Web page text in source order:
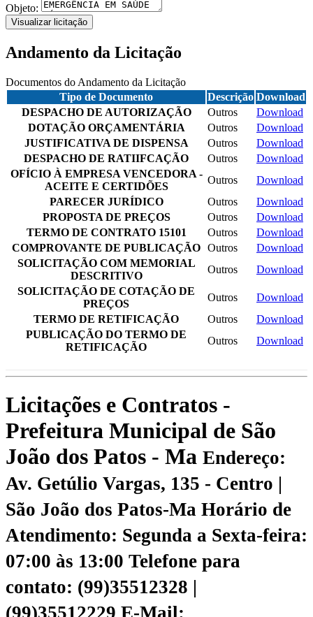
Objeto:
Visualizar licitação
Andamento da Licitação
Documentos do Andamento da Licitação
Tipo de Documento
Descrição Download
DESPACHO DE AUTORIZAÇÃO
Outros
Download
DOTAÇÃO ORÇAMENTÁRIA
Outros
Download
JUSTIFICATIVA DE DISPENSA
Outros
Download
DESPACHO DE RATIIFCAÇÃO
Outros
Download
OFÍCIO À EMPRESA VENCEDORA -
ACEITE E CERTIDÕES
Outros
Download
PARECER JURÍDICO
Outros
Download
PROPOSTA DE PREÇOS
Outros
Download
TERMO DE CONTRATO 15101
Outros
Download
COMPROVANTE DE PUBLICAÇÃO Outros
Download
SOLICITAÇÃO COM MEMORIAL
DESCRITIVO
Outros
Download
SOLICITAÇÃO DE COTAÇÃO DE
PREÇOS
Outros
Download
TERMO DE RETIFICAÇÃO
Outros
Download
PUBLICAÇÃO DO TERMO DE
RETIFICAÇÃO
Outros Download
Licitações e Contratos -
Prefeitura Municipal de São
João dos Patos - Ma Endereço:
Av. Getúlio Vargas, 135 - Centro |
São João dos Patos-Ma Horário de
Atendimento: Segunda a Sexta-feira:
07:00 às 13:00 Telefone para
contato: (99)35512328 |
(99)35512229 E-Mail: